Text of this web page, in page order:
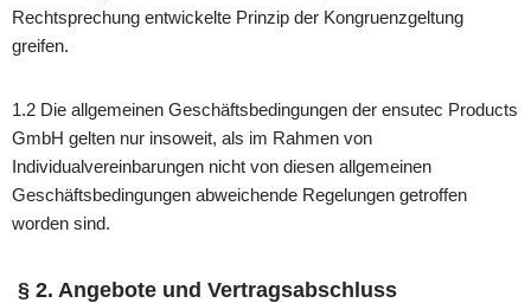
Rechtsprechung entwickelte Prinzip der Kongruenzgeltung
greifen.
1.2 Die allgemeinen Geschäftsbedingungen der ensutec Products
GmbH gelten nur insoweit, als im Rahmen von
Individualvereinbarungen nicht von diesen allgemeinen
Geschäftsbedingungen abweichende Regelungen getroffen
worden sind.
§ 2. Angebote und Vertragsabschluss